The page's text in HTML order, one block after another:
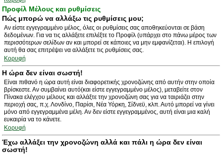
Προφίλ Μέλους και ρυθμίσεις
Πώς μπορώ να αλλάξω τις ρυθμίσεις μου;
Αν είστε εγγεγραμμένο μέλος, όλες οι ρυθμίσεις σας αποθηκεύονται σε βάση
δεδομένων. Για να τις αλλάξετε επιλέξτε το Προφίλ (υπάρχει στο πάνω μέρος των
περισσότερων σελίδων αν και μπορεί σε κάποιες να μην εμφανίζεται). Η επιλογή
αυτή θα σας επιτρέψει να αλλάξετε τις ρυθμίσεις σας.
Κορυφή
Η ώρα δεν είναι σωστή!
Είναι πιθανό η ώρα αυτή είναι διαφορετικής χρονοζώνης από αυτήν στην οποία
βρίσκεστε. Αν συμβαίνει αυτό(και είστε εγγεγραμμένο μέλος), μεταβείτε στον
Πίνακα ελέγχου μέλους και αλλάξτε την χρονοζώνη σας για να ταιριάζει στην
περιοχή σας, π.χ. Λονδίνο, Παρίσι, Νέα Υόρκη, Σίδνεϋ, κλπ. Αυτό μπορεί να γίνει
μόνο από εγγεγραμμένα μέλη. Αν δεν είστε εγγεγραμμένος, αυτή είναι μια καλή
ευκαιρία να το κάνετε.
Κορυφή
Έχω αλλάξει την χρονοζώνη αλλά και πάλι η ώρα δεν είναι
σωστή!